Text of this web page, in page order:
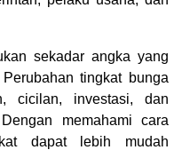
sekadar angka yang
tingkat bunga
cicilan, investasi, dan
memahami cara
dapat lebih mudah